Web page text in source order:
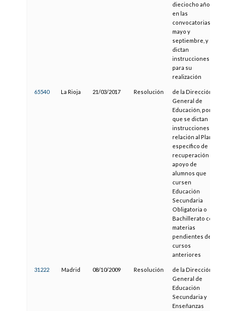
dieciocho años
en las
convocatorias de
mayo y
septiembre, y se
dictan
instrucciones
para su
realización
65540 La Rioja 21/03/2017 Resolución
de la Dirección
General de
Educación, por la
que se dictan
instrucciones en
relación al Plan
específico de
recuperación y
apoyo de
alumnos que
cursen
Educación
Secundaria
Obligatoria o
Bachillerato con
materias
pendientes de
cursos
anteriores
31222 Madrid 08/10/2009 Resolución
de la Dirección
General de
Educación
Secundaria y
Enseñanzas